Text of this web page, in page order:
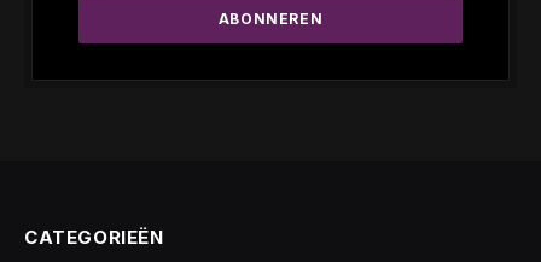
CATEGORIEËN